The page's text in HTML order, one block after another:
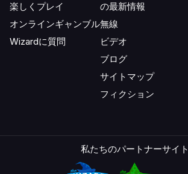
楽しくプレイ
オンラインギャンブル
Wizardに質問
の最新情報
無線
ビデオ
ブログ
サイトマップ
フィクション
私たちのパートナーサイト